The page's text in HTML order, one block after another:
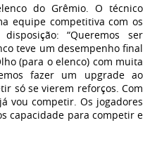
do Grêmio. O técnico
equipe competitiva com os
“Queremos ser
teve um desempenho final
(para o elenco) com muita
fazer um upgrade ao
só se vierem reforços. Com
vou competir. Os jogadores
capacidade para competir e